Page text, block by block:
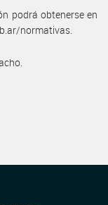
podrá obtenerse en
normativas.